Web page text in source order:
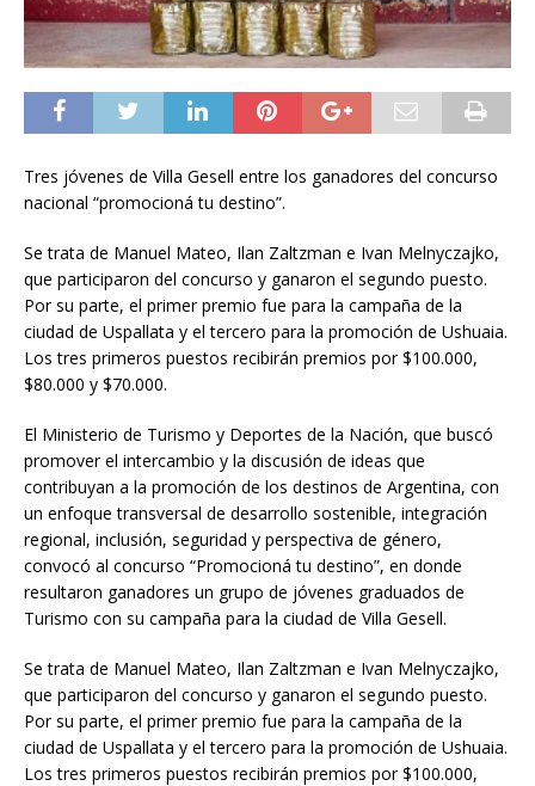
Tres jóvenes de Villa Gesell entre los ganadores del concurso
nacional “promocioná tu destino”.
Se trata de Manuel Mateo, Ilan Zaltzman e Ivan Melnyczajko,
que participaron del concurso y ganaron el segundo puesto.
Por su parte, el primer premio fue para la campaña de la
ciudad de Uspallata y el tercero para la promoción de Ushuaia.
Los tres primeros puestos recibirán premios por $100.000,
$80.000 y $70.000.
El Ministerio de Turismo y Deportes de la Nación, que buscó
promover el intercambio y la discusión de ideas que
contribuyan a la promoción de los destinos de Argentina, con
un enfoque transversal de desarrollo sostenible, integración
regional, inclusión, seguridad y perspectiva de género,
convocó al concurso “Promocioná tu destino”, en donde
resultaron ganadores un grupo de jóvenes graduados de
Turismo con su campaña para la ciudad de Villa Gesell.
Se trata de Manuel Mateo, Ilan Zaltzman e Ivan Melnyczajko,
que participaron del concurso y ganaron el segundo puesto.
Por su parte, el primer premio fue para la campaña de la
ciudad de Uspallata y el tercero para la promoción de Ushuaia.
Los tres primeros puestos recibirán premios por $100.000,